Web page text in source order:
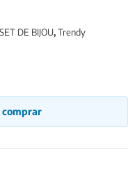
SET DE BIJOU,Trendy
comprar